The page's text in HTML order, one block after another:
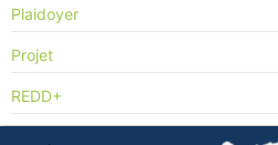
Plaidoyer
Projet
REDD+